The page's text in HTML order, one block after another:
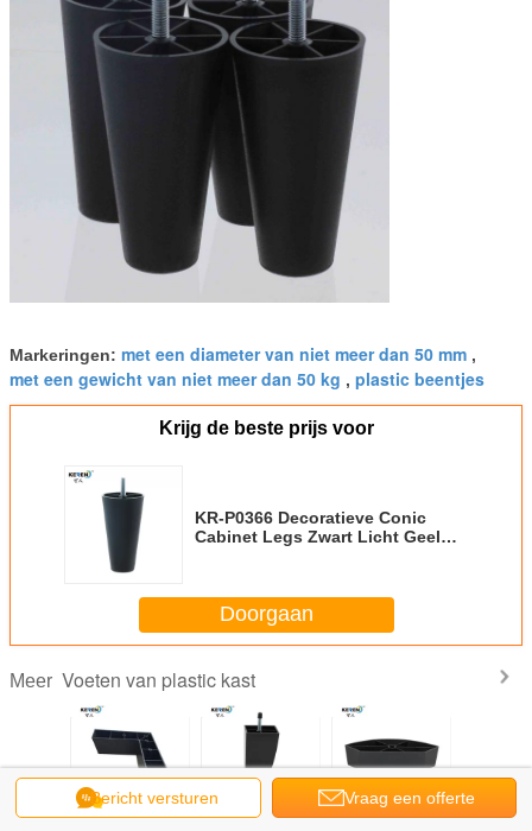
Markeringen: met een diameter van niet meer dan 50 mm ,
met een gewicht van niet meer dan 50 kg , plastic beentjes
Krijg de beste prijs voor
KR-P0366 Decoratieve Conic
Cabinet Legs Zwart Licht Geel
Doorgaan
Meer Voeten van plastic kast
KR-P0261
KR-P0156
KR-P0127
KR-
Bericht versturen Vraag een offerte